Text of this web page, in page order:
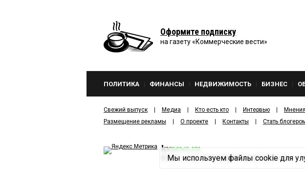
Оформите подписку
на газету «Коммерческие вести»
ПОЛИТИКА ФИНАНСЫ НЕДВИЖИМОСТЬ БИЗНЕС
Свежий выпуск Медиа Кто есть кто Интервью Мнения
Размещение рекламы
О проекте Контакты Стать
kvnews.ru
2001—2026ООО ИЗДАТЕЛЬСКИЙ ДОМ «КВ».
Мы используем файлы cookie для